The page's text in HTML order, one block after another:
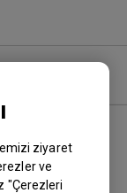
ziyaret
ve
"Çerezleri